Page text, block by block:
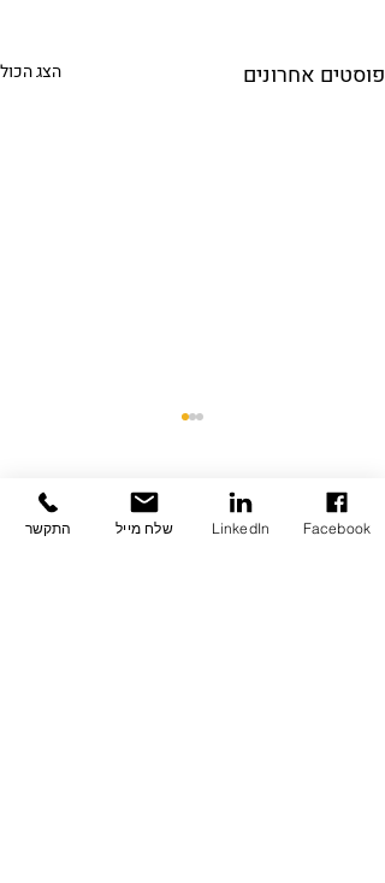
פוסטים אחרונים הצג הכול
תגובות
התקשר שלח מייל LinkedIn Facebook